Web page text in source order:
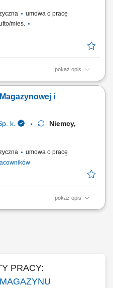
umowa o pracę
mies.
pokaż opis
Poruszanie się na
za sobą palety, na której
w słuchawce; Praca w
do niedzieli, sobota wolna + 1
i
k.
Niemcy,
umowa o pracę
pokaż opis
polegające na sortowaniu,
PRACY: